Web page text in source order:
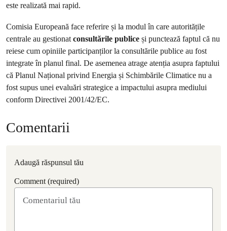
este realizată mai rapid.
Comisia Europeană face referire și la modul în care autoritățile
centrale au gestionatconsultările publice și punctează faptul că nu
reiese cum opiniile participanților la consultările publice au fost
integrate în planul final. De asemenea atrage atenția asupra faptului
că Planul Național privind Energia și Schimbările Climatice nu a
fost supus unei evaluări strategice a impactului asupra mediului
conform Directivei 2001/42/EC.
Comentarii
Adaugă răspunsul tău
Comment (required)